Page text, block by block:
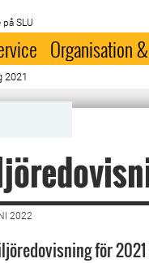
SLU
Organisation
2021
2022
för